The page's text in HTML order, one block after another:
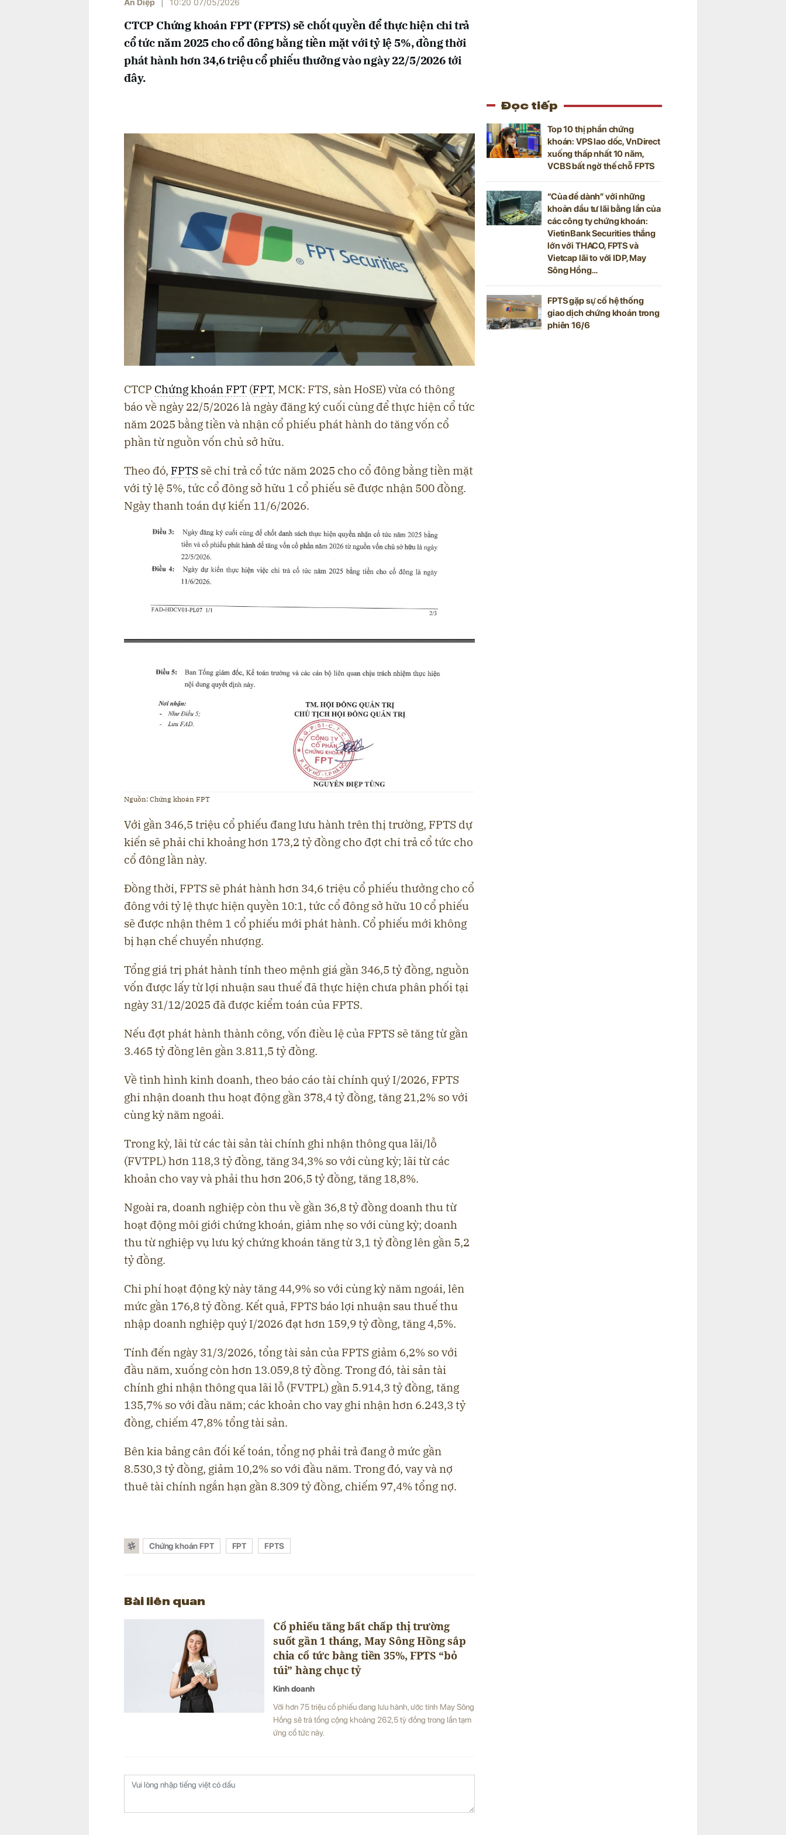
An Diệp 10:20 07/05/2026
CTCP Chứng khoán FPT (FPTS) sẽ chốt quyền để thực hiện chi trả
cổ tức năm 2025 cho cổ đông bằng tiền mặt với tỷ lệ 5%, đồng thời
phát hành hơn 34,6 triệu cổ phiếu thưởng vào ngày 22/5/2026 tới
đây.
CTCP Chứng khoán FPT (FPT, MCK: FTS, sàn HoSE) vừa có thông
báo về ngày 22/5/2026 là ngày đăng ký cuối cùng để thực hiện cổ tức
năm 2025 bằng tiền và nhận cổ phiếu phát hành do tăng vốn cổ
phần từ nguồn vốn chủ sở hữu.
Theo đó, FPTS sẽ chi trả cổ tức năm 2025 cho cổ đông bằng tiền mặt
với tỷ lệ 5%, tức cổ đông sở hữu 1 cổ phiếu sẽ được nhận 500 đồng.
Ngày thanh toán dự kiến 11/6/2026.
Nguồn: Chứng khoán FPT
Với gần 346,5 triệu cổ phiếu đang lưu hành trên thị trường, FPTS dự
kiến sẽ phải chi khoảng hơn 173,2 tỷ đồng cho đợt chi trả cổ tức cho
cổ đông lần này.
Đồng thời, FPTS sẽ phát hành hơn 34,6 triệu cổ phiếu thưởng cho cổ
đông với tỷ lệ thực hiện quyền 10:1, tức cổ đông sở hữu 10 cổ phiếu
sẽ được nhận thêm 1 cổ phiếu mới phát hành. Cổ phiếu mới không
bị hạn chế chuyển nhượng.
Tổng giá trị phát hành tính theo mệnh giá gần 346,5 tỷ đồng, nguồn
vốn được lấy từ lợi nhuận sau thuế đã thực hiện chưa phân phối tại
ngày 31/12/2025 đã được kiểm toán của FPTS.
Nếu đợt phát hành thành công, vốn điều lệ của FPTS sẽ tăng từ gần
3.465 tỷ đồng lên gần 3.811,5 tỷ đồng.
Về tình hình kinh doanh, theo báo cáo tài chính quý I/2026, FPTS
ghi nhận doanh thu hoạt động gần 378,4 tỷ đồng, tăng 21,2% so với
cùng kỳ năm ngoái.
Trong kỳ, lãi từ các tài sản tài chính ghi nhận thông qua lãi/lỗ
(FVTPL) hơn 118,3 tỷ đồng, tăng 34,3% so với cùng kỳ; lãi từ các
khoản cho vay và phải thu hơn 206,5 tỷ đồng, tăng 18,8%.
Ngoài ra, doanh nghiệp còn thu về gần 36,8 tỷ đồng doanh thu từ
hoạt động môi giới chứng khoán, giảm nhẹ so với cùng kỳ; doanh
thu từ nghiệp vụ lưu ký chứng khoán tăng từ 3,1 tỷ đồng lên gần 5,2
tỷ đồng.
Chi phí hoạt động kỳ này tăng 44,9% so với cùng kỳ năm ngoái, lên
mức gần 176,8 tỷ đồng. Kết quả, FPTS báo lợi nhuận sau thuế thu
nhập doanh nghiệp quý I/2026 đạt hơn 159,9 tỷ đồng, tăng 4,5%.
Tính đến ngày 31/3/2026, tổng tài sản của FPTS giảm 6,2% so với
đầu năm, xuống còn hơn 13.059,8 tỷ đồng. Trong đó, tài sản tài
chính ghi nhận thông qua lãi lỗ (FVTPL) gần 5.914,3 tỷ đồng, tăng
135,7% so với đầu năm; các khoản cho vay ghi nhận hơn 6.243,3 tỷ
đồng, chiếm 47,8% tổng tài sản.
Bên kia bảng cân đối kế toán, tổng nợ phải trả đang ở mức gần
8.530,3 tỷ đồng, giảm 10,2% so với đầu năm. Trong đó, vay và nợ
thuê tài chính ngắn hạn gần 8.309 tỷ đồng, chiếm 97,4% tổng nợ.
Chứng khoán FPT FPT FPTS
Bài liên quan
Cổ phiếu tăng bất chấp thị trường
suốt gần 1 tháng, May Sông Hồng sắp
chia cổ tức bằng tiền 35%, FPTS “bỏ
túi” hàng chục tỷ
Kinh doanh
Với hơn 75 triệu cổ phiếu đang lưu hành, ước tính May Sông
Hồng sẽ trả tổng cộng khoảng 262,5 tỷ đồng trong lần tạm
ứng cổ tức này.
Đọc tiếp
Top 10 thị phần chứng
khoán: VPS lao dốc, VnDirect
xuống thấp nhất 10 năm,
VCBS bất ngờ thế chỗ FPTS
“Của để dành” với những
khoản đầu tư lãi bằng lần của
các công ty chứng khoán:
VietinBank Securities thắng
lớn với THACO, FPTS và
Vietcap lãi to với IDP, May
Sông Hồng…
FPTS gặp sự cố hệ thống
giao dịch chứng khoán trong
phiên 16/6